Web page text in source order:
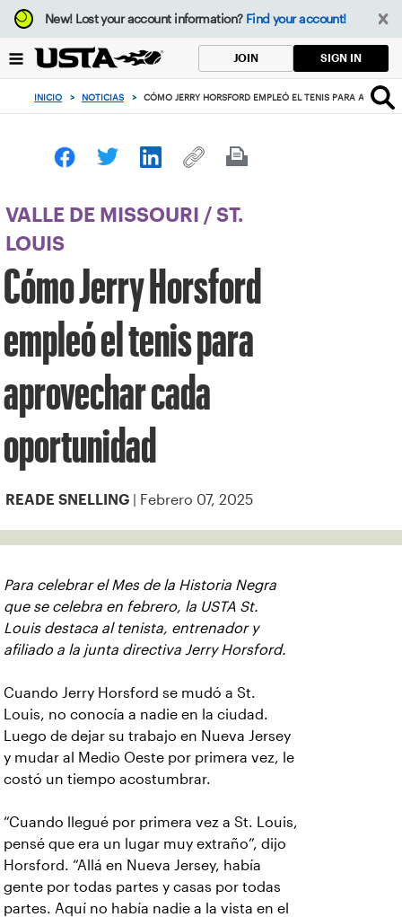
Enfoque
desde
botón
volver
principio
New!Lost your account information? Find your account!
JOIN SIGN IN
INICIO > NOTICIAS > CÓMO JERRY HORSFORD EMPLEÓ EL TENIS PARA
VALLE DE MISSOURI / ST.
LOUIS
Cómo Jerry Horsford
empleó el tenis para
aprovechar cada
oportunidad
READE SNELLING | Febrero 07, 2025
Para celebrar el Mes de la Historia Negra
que se celebra en febrero, la USTA St.
Louis destaca al tenista, entrenador y
afiliado a la junta directiva Jerry Horsford.
Cuando Jerry Horsford se mudó a St.
Louis, no conocía a nadie en la ciudad.
Luego de dejar su trabajo en Nueva Jersey
y mudar al Medio Oeste por primera vez, le
costó un tiempo acostumbrar.
“Cuando llegué por primera vez a St. Louis,
pensé que era un lugar muy extraño”, dijo
Horsford. “Allá en Nueva Jersey, había
gente por todas partes y casas por todas
partes. Aquí no había nadie a la vista en el